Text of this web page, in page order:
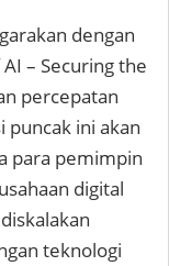
dengan
– Securing the
percepatan
puncak ini akan
para pemimpin
digital
teknologi